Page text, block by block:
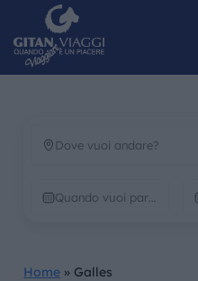
Home » Galles